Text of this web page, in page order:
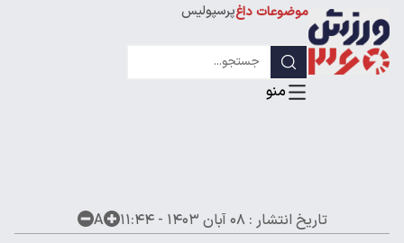
موضوعات داغپرسپولیس
لیگ قهرمانان
تاریخ انتشار :۰۸ آبان ۱۴۰۳ - ۱۱:۴۴ A